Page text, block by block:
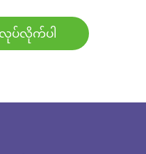
လုပ်လိုက်ပါ